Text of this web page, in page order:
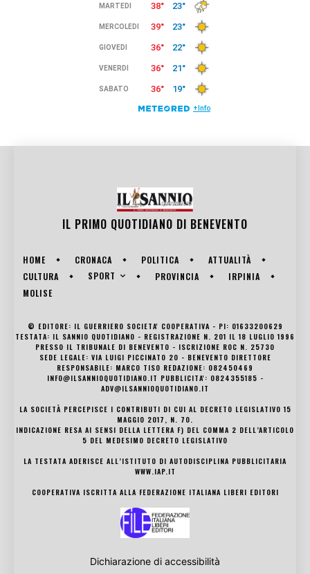
IL PRIMO QUOTIDIANO DI BENEVENTO
HOME CRONACA POLITICA
ATTUALITÀ
CULTURA
SPORT PROVINCIA
IRPINIA
MOLISE
© EDITORE: IL GUERRIERO SOCIETA' COOPERATIVA - PI: 01633200629
TESTATA: IL SANNIO QUOTIDIANO - REGISTRAZIONE N. 201 IL 18 LUGLIO 1996
PRESSO IL TRIBUNALE DI BENEVENTO - ISCRIZIONE ROC N. 25730
SEDE LEGALE: VIA LUIGI PICCINATO 20 - BENEVENTO DIRETTORE
RESPONSABILE: MARCO TISO REDAZIONE: 082450469
INFO@ILSANNIOQUOTIDIANO.IT PUBBLICITA': 0824355185 -
ADV@ILSANNIOQUOTIDIANO.IT
LA SOCIETÀ PERCEPISCE I CONTRIBUTI DI CUI AL DECRETO LEGISLATIVO 15
MAGGIO 2017, N. 70.
INDICAZIONE RESA AI SENSI DELLA LETTERA F) DEL COMMA 2 DELL’ARTICOLO
5 DEL MEDESIMO DECRETO LEGISLATIVO
LA TESTATA ADERISCE ALL’ISTITUTO DI AUTODISCIPLINA PUBBLICITARIA
WWW.IAP.IT
COOPERATIVA ISCRITTA ALLA FEDERAZIONE ITALIANA LIBERI EDITORI
Dichiarazione di accessibilità